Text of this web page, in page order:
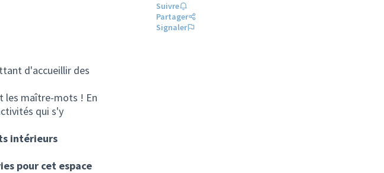
d'accueillir des
les maître-mots ! En
qui s'y
intérieurs
pour cet espace
Suivre
Partager
Signaler